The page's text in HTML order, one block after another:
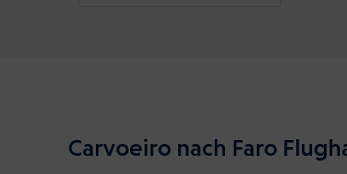
Carvoeiro nach Faro